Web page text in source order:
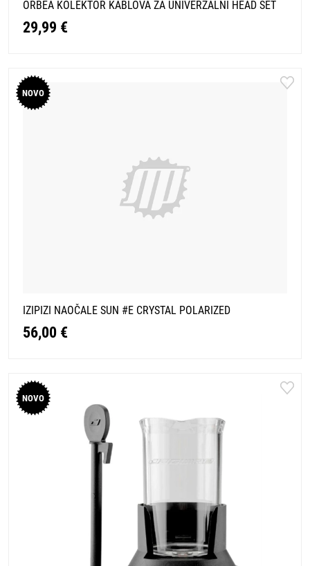
ORBEA KOLEKTOR KABLOVA ZA UNIVERZALNI HEAD SET
29,99 €
NOVO
IZIPIZI NAOČALE SUN #E CRYSTAL POLARIZED
56,00 €
NOVO